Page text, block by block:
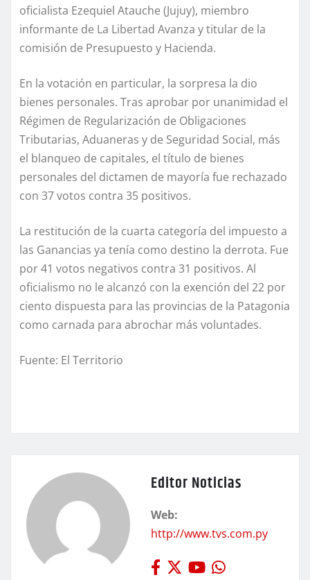
oficialista Ezequiel Atauche (Jujuy), miembro
informante de La Libertad Avanza y titular de la
comisión de Presupuesto y Hacienda.
En la votación en particular, la sorpresa la dio
bienes personales. Tras aprobar por unanimidad el
Régimen de Regularización de Obligaciones
Tributarias, Aduaneras y de Seguridad Social, más
el blanqueo de capitales, el título de bienes
personales del dictamen de mayoría fue rechazado
con 37 votos contra 35 positivos.
La restitución de la cuarta categoría del impuesto a
las Ganancias ya tenía como destino la derrota. Fue
por 41 votos negativos contra 31 positivos. Al
oficialismo no le alcanzó con la exención del 22 por
ciento dispuesta para las provincias de la Patagonia
como carnada para abrochar más voluntades.
Fuente: El Territorio
Editor Noticias
Web:
http://www.tvs.com.py